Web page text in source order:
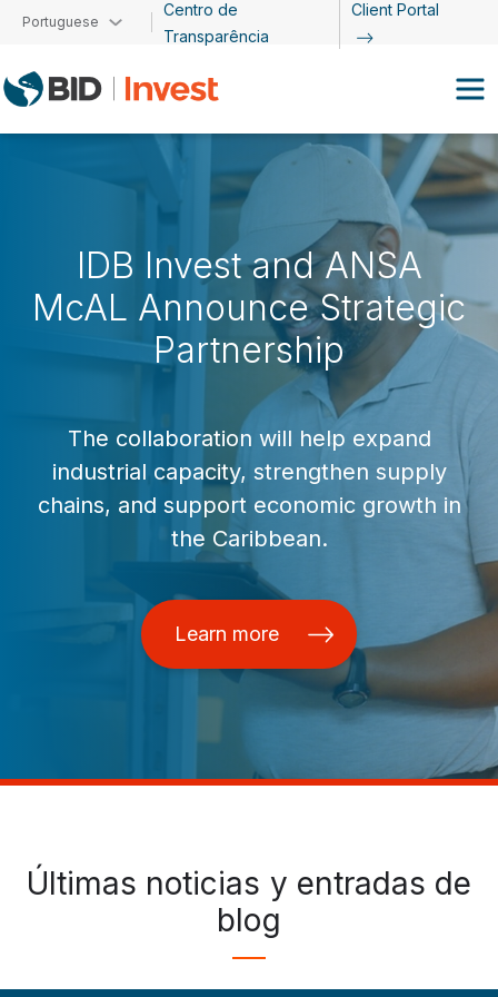
Passar para o conteúdo principal
Portuguese
Centro de
Transparência
Client Portal
IDB Invest and ANSA
McAL Announce Strategic
Partnership
The collaboration will help expand
industrial capacity, strengthen supply
chains, and support economic growth in
the Caribbean.
Learn more
Últimas noticias y entradas de
blog